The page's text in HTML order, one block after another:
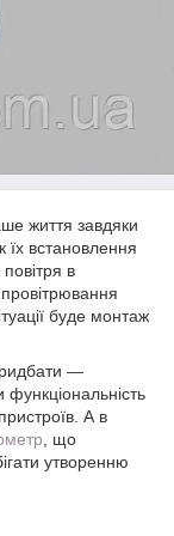
життя завдяки
встановлення
в
буде монтаж
—
функціональність
А в
, що
утворенню